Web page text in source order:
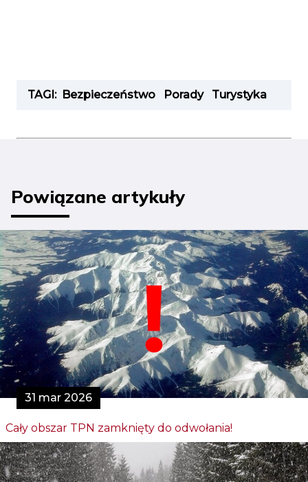
TAGI: Bezpieczeństwo Porady Turystyka
Powiązane artykuły
31 mar 2026
Cały obszar TPN zamknięty do odwołania!